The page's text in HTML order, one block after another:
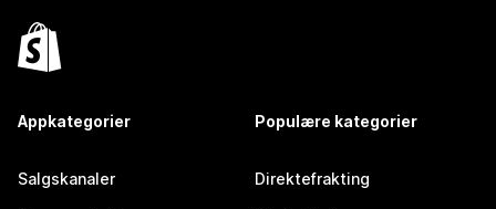
Appkategorier
Salgskanaler
Populære kategorier
Direktefrakting